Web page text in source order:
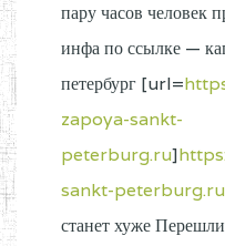
пару часов человек
инфа по ссылке —
петербург [url=
zapoya-sankt-
peterburg.ru]
sankt-peterburg.ru
станет хуже